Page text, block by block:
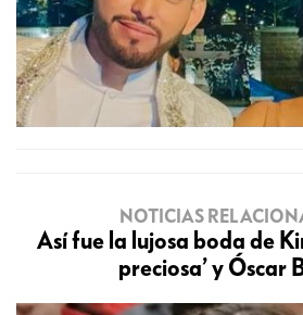
NOTICIAS
Así fue la lujosa boda de
preciosa’ y Óscar